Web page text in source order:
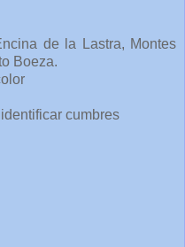
de la Lastra, Montes
Boeza.
cumbres